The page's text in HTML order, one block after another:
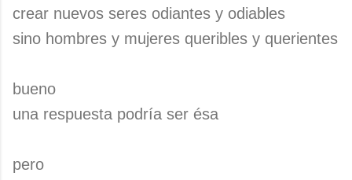
crear nuevos seres odiantes y odiables
sino hombres y mujeres queribles y querientes
bueno
una respuesta podría ser ésa
pero